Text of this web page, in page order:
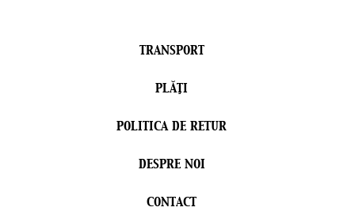
TRANSPORT
PLĂŢI
POLITICA DE RETUR
DESPRE NOI
CONTACT